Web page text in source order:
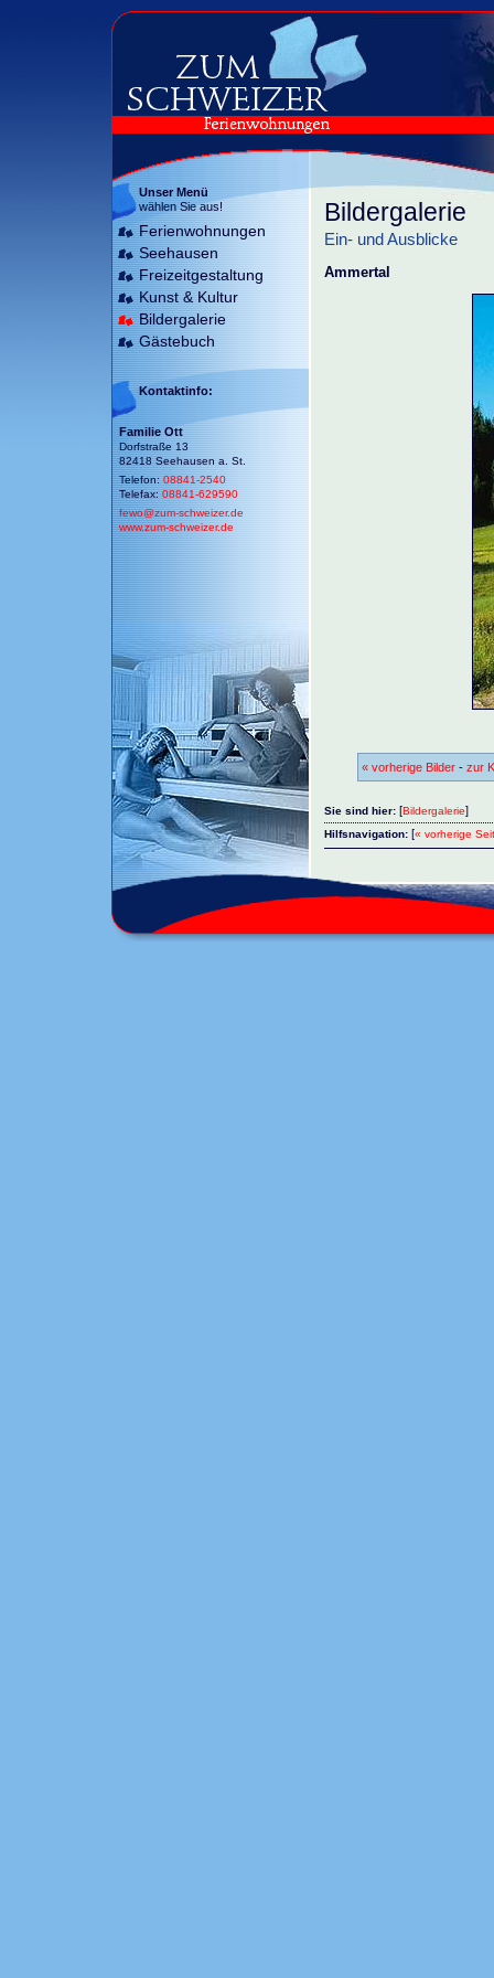
Unser Menü
wählen Sie aus!
Ferienwohnungen
Seehausen
Freizeitgestaltung
Kunst & Kultur
Bildergalerie
Gästebuch
Kontaktinfo:
Familie Ott
Dorfstraße 13
82418 Seehausen a. St.
Telefon:08841-2540
Telefax:08841-629590
fewo@zum-schweizer.de
www.zum-schweizer.de
Bildergalerie
Ein- und Ausblicke
Ammertal
« vorherige Bilder - zur
Sie sind hier: [Bildergalerie]
Hilfsnavigation: [« vorherige